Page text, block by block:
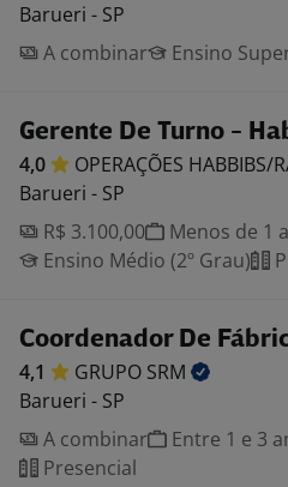
Barueri - SP
A combinar
Ensino
Gerente De Turno -
4,0 OPERAÇÕES HABBIBS/
Barueri - SP
R$ 3.100,00
Menos de 1
Ensino Médio (2º Grau)
Coordenador De
4,1 GRUPO SRM
Barueri - SP
A combinar
Entre 1 e 3
Presencial